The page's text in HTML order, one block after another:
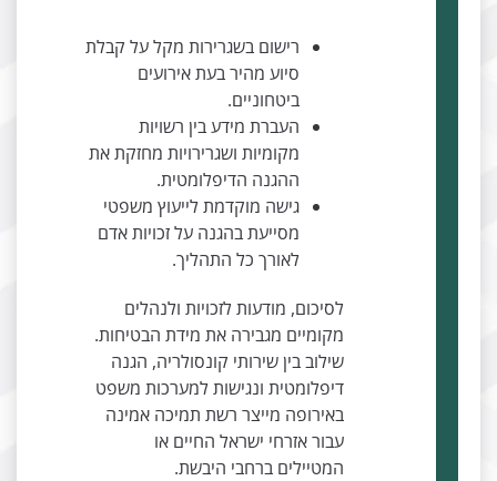
רישום בשגרירות מקל על קבלת
סיוע מהיר בעת אירועים
ביטחוניים.
העברת מידע בין רשויות
מקומיות ושגרירויות מחזקת את
ההגנה הדיפלומטית.
גישה מוקדמת לייעוץ משפטי
מסייעת בהגנה על זכויות אדם
לאורך כל התהליך.
לסיכום, מודעות לזכויות ולנהלים
מקומיים מגבירה את מידת הבטיחות.
שילוב בין שירותי קונסולריה, הגנה
דיפלומטית ונגישות למערכות משפט
באירופה מייצר רשת תמיכה אמינה
עבור אזרחי ישראל החיים או
המטיילים ברחבי היבשת.